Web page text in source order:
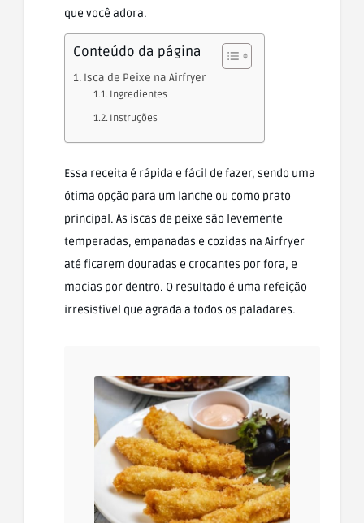
que você adora.
Conteúdo da página
Isca de Peixe na Airfryer
Ingredientes
Instruções
Essa receita é rápida e fácil de fazer, sendo uma
ótima opção para um lanche ou como prato
principal. As iscas de peixe são levemente
temperadas, empanadas e cozidas na Airfryer
até ficarem douradas e crocantes por fora, e
macias por dentro. O resultado é uma refeição
irresistível que agrada a todos os paladares.